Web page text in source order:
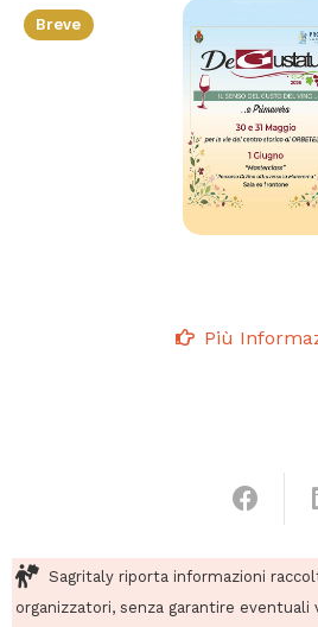
Breve
Più
Sagritaly riporta informazioni
organizzatori, senza garantire eventuali